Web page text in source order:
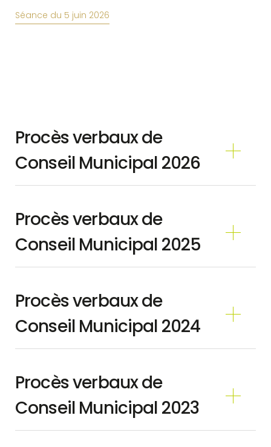
Séance du 5 juin 2026
Procès verbaux de
Conseil Municipal 2026
Procès verbaux de
Conseil Municipal 2025
Procès verbaux de
Conseil Municipal 2024
Procès verbaux de
Conseil Municipal 2023